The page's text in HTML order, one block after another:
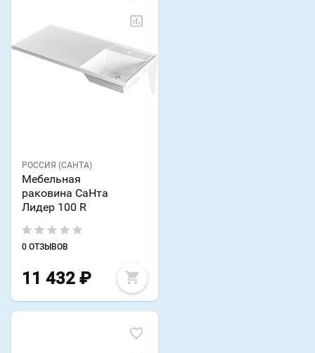
РОССИЯ (САНТА)
Мебельная
раковина СаНта
Лидер 100 R
0 ОТЗЫВОВ
11 432 ₽